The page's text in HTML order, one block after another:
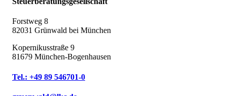
Forstweg 8
82031 Grünwald bei München
Kopernikusstraße 9
81679 München-Bogenhausen
Tel.: +49 89 546701-0